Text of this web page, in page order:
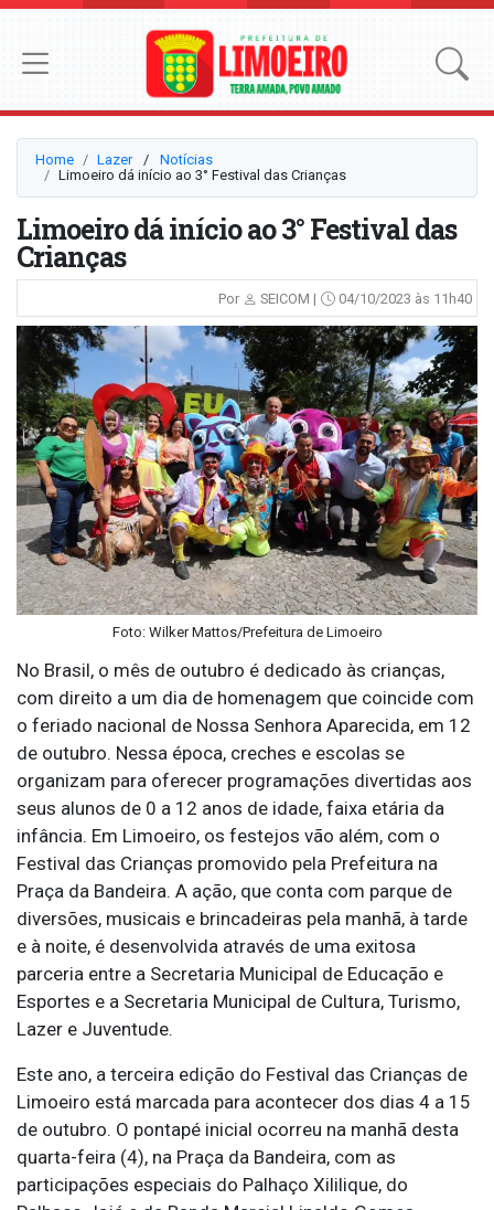
Home Lazer⠀/⠀ Notícias
Limoeiro dá início ao 3° Festival das Crianças
Limoeiro dá início ao 3° Festival das
Crianças
Por SEICOM | 04/10/2023 às 11h40
Foto: Wilker Mattos/Prefeitura de Limoeiro
No Brasil, o mês de outubro é dedicado às crianças,
com direito a um dia de homenagem que coincide com
o feriado nacional de Nossa Senhora Aparecida, em 12
de outubro. Nessa época, creches e escolas se
organizam para oferecer programações divertidas aos
seus alunos de 0 a 12 anos de idade, faixa etária da
infância. Em Limoeiro, os festejos vão além, com o
Festival das Crianças promovido pela Prefeitura na
Praça da Bandeira. A ação, que conta com parque de
diversões, musicais e brincadeiras pela manhã, à tarde
e à noite, é desenvolvida através de uma exitosa
parceria entre a Secretaria Municipal de Educação e
Esportes e a Secretaria Municipal de Cultura, Turismo,
Lazer e Juventude.
Este ano, a terceira edição do Festival das Crianças de
Limoeiro está marcada para acontecer dos dias 4 a 15
de outubro. O pontapé inicial ocorreu na manhã desta
quarta-feira (4), na Praça da Bandeira, com as
participações especiais do Palhaço Xililique, do